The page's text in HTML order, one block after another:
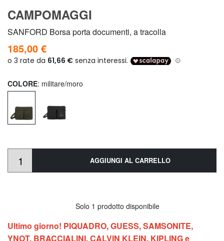
CAMPOMAGGI
SANFORD Borsa porta documenti, a tracolla
185,00 €
COLORE: militare/moro
AGGIUNGI AL CARRELLO
Solo 1 prodotto disponibile
Ultimo giorno! PIQUADRO, GUESS, SAMSONITE,
YNOT, BRACCIALINI, CALVIN KLEIN, KIPLING e